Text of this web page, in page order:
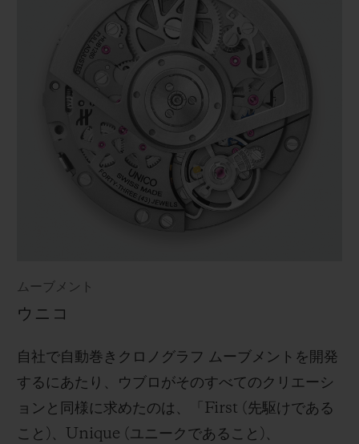
ムーブメント
ウニコ
自社で自動巻きクロノグラフ ムーブメントを開発
するにあたり、ウブロがそのすべてのクリエーシ
ョンと同様に求めたのは、「First (先駆けである
こと)、Unique (ユニークであること)、